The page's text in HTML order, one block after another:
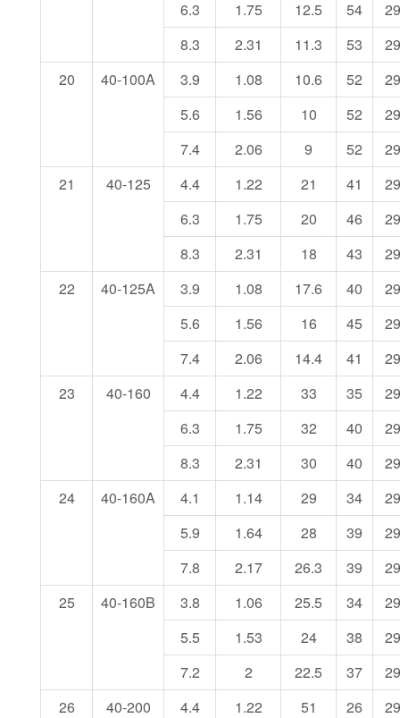
6.3
1.75 12.5 54
8.3
2.31 11.3 53
20
40-100A 3.9 1.08 10.6 52
5.6
1.56 10 52
7.4
2.06 9 52
21
40-125 4.4 1.22 21 41
6.3
1.75 20 46
8.3
2.31 18 43
22
40-125A 3.9 1.08 17.6 40
5.6
1.56 16 45
7.4
2.06 14.4 41
23
40-160 4.4 1.22 33 35
6.3
1.75 32 40
8.3
2.31 30 40
24
40-160A 4.1 1.14 29 34
5.9
1.64 28 39
7.8
2.17 26.3 39
25
40-160B 3.8 1.06 25.5 34
5.5
1.53 24 38
7.2
2 22.5 37
26
40-200 4.4 1.22 51 26